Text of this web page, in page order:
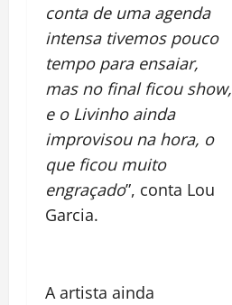
conta de uma agenda
intensa tivemos pouco
tempo para ensaiar,
mas no final ficou show,
e o Livinho ainda
improvisou na hora, o
que ficou muito
engraçado”, conta Lou
Garcia.
A artista ainda